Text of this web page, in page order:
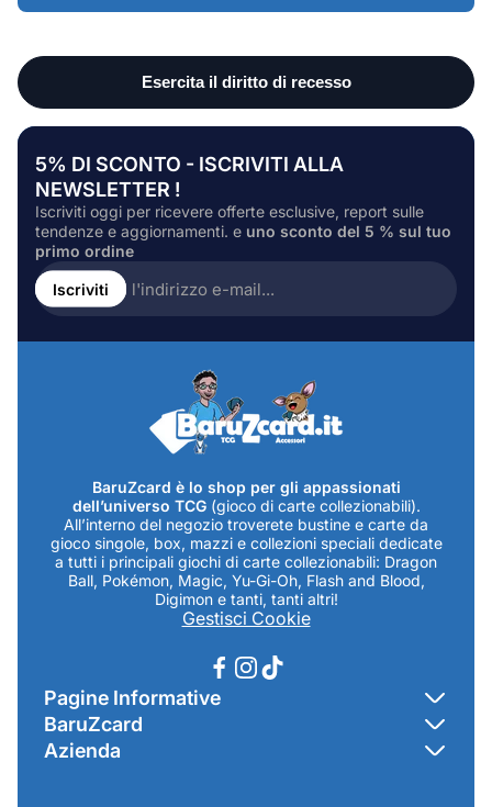
5% DI SCONTO - ISCRIVITI ALLA
NEWSLETTER !
Iscriviti oggi per ricevere offerte esclusive, report sulle
tendenze e aggiornamenti. e uno sconto del 5 % sul tuo
primo ordine
Inserire
l'indirizzo
e-
Iscriviti
BaruZcard è lo shop per gli appassionati
dell’universo TCG (gioco di carte collezionabili).
All’interno del negozio troverete bustine e carte da
gioco singole, box, mazzi e collezioni speciali dedicate
a tutti i principali giochi di carte collezionabili: Dragon
Ball, Pokémon, Magic, Yu-Gi-Oh, Flash and Blood,
Digimon e tanti, tanti altri!
Gestisci Cookie
Pagine Informative
Contatti
BaruZcard
Azienda